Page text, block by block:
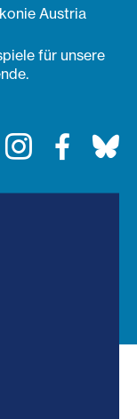
Austria
für unsere
Instagram